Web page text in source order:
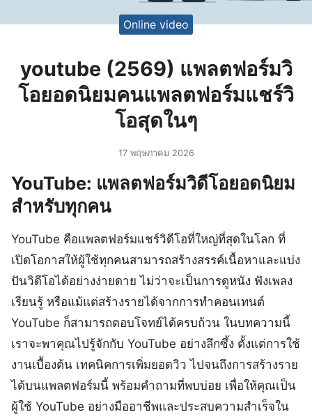
Online video
youtube (2569) แพลตฟอร์มวิ
โอยอดนิยมคนแพลตฟอร์มแชร์วิ
โอสุดในๆ
17 พฤษภาคม 2026
YouTube: แพลตฟอร์มวิดีโอยอดนิยม
สำหรับทุกคน
YouTube คือแพลตฟอร์มแชร์วิดีโอที่ใหญ่ที่สุดในโลก ที่
เปิดโอกาสให้ผู้ใช้ทุกคนสามารถสร้างสรรค์เนื้อหาและแบ่ง
ปันวิดีโอได้อย่างง่ายดาย ไม่ว่าจะเป็นการดูหนัง ฟังเพลง
เรียนรู้ หรือแม้แต่สร้างรายได้จากการทำคอนเทนต์
YouTube ก็สามารถตอบโจทย์ได้ครบถ้วน ในบทความนี้
เราจะพาคุณไปรู้จักกับ YouTube อย่างลึกซึ้ง ตั้งแต่การใช้
งานเบื้องต้น เทคนิคการเพิ่มยอดวิว ไปจนถึงการสร้างราย
ได้บนแพลตฟอร์มนี้ พร้อมคำถามที่พบบ่อย เพื่อให้คุณเป็น
ผู้ใช้ YouTube อย่างมืออาชีพและประสบความสำเร็จใน